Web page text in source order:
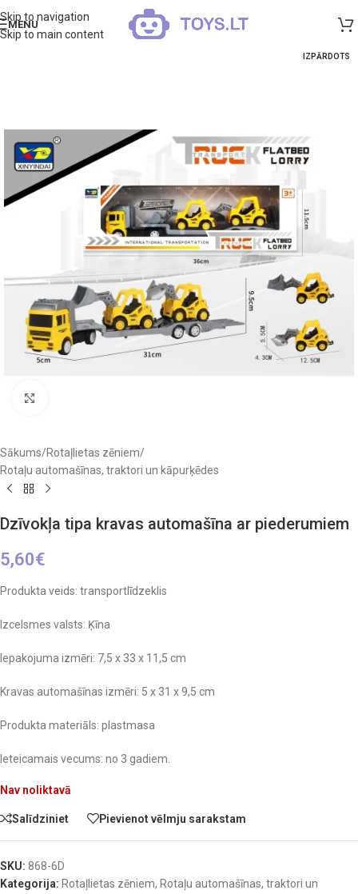
Skip to navigation
Skip to main content
MENU
IZPĀRDOTS
Sākums/Rotaļlietas zēniem/
Rotaļu automašīnas, traktori un kāpurķēdes
Dzīvokļa tipa kravas automašīna ar piederumiem
5,60€
Produkta veids: transportlīdzeklis
Izcelsmes valsts: Ķīna
Iepakojuma izmēri: 7,5 x 33 x 11,5 cm
Kravas automašīnas izmēri: 5 x 31 x 9,5 cm
Produkta materiāls: plastmasa
Ieteicamais vecums: no 3 gadiem.
Nav noliktavā
Salīdziniet Pievienot vēlmju sarakstam
SKU: 868-6D
Kategorija: Rotaļlietas zēniem, Rotaļu automašīnas, traktori un